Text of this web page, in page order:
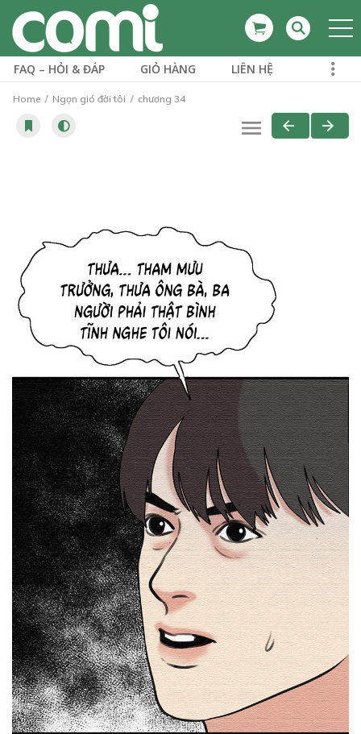
FAQ – HỎI & ĐÁP GIỎ HÀNG LIÊN HỆ
Home Ngọn gió đời tôi chương 34